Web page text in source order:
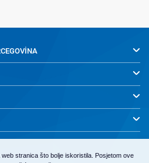
stranica što bolje iskoristila. Posjetom ove